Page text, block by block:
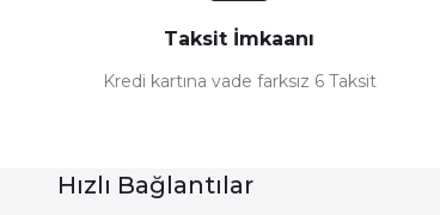
Taksit İmkaanı
Kredi kartına vade farksız 6 Taksit
Hızlı Bağlantılar